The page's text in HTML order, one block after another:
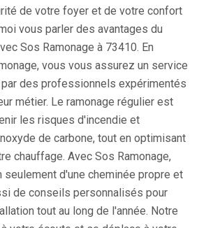
de votre foyer et de votre confort
vous parler des avantages du
Sos Ramonage à 73410. En
vous vous assurez un service
des professionnels expérimentés
métier. Le ramonage régulier est
les risques d'incendie et
de carbone, tout en optimisant
chauffage. Avec Sos Ramonage,
d'une cheminée propre et
de conseils personnalisés pour
tout au long de l'année. Notre